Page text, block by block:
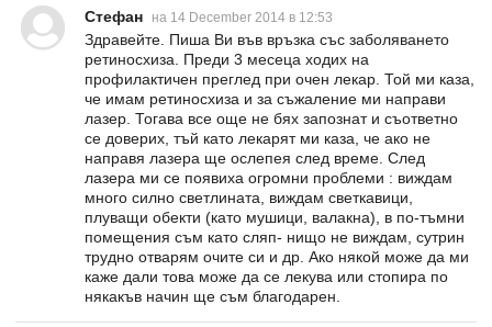
Стефан на 14 December 2014 в 12:53
Здравейте. Пиша Ви във връзка със заболяването
ретиносхиза. Преди 3 месеца ходих на
профилактичен преглед при очен лекар. Той ми каза,
че имам ретиносхиза и за съжаление ми направи
лазер. Тогава все още не бях запознат и съответно
се доверих, тъй като лекарят ми каза, че ако не
направя лазера ще ослепея след време. След
лазера ми се появиха огромни проблеми : виждам
много силно светлината, виждам светкавици,
плуващи обекти (като мушици, валакна), в по-тъмни
помещения съм като сляп- нищо не виждам, сутрин
трудно отварям очите си и др. Ако някой може да ми
каже дали това може да се лекува или стопира по
някакъв начин ще съм благодарен.